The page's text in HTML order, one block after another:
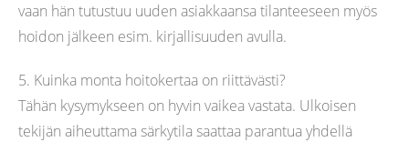
vaan hän tutustuu uuden asiakkaansa tilanteeseen myös
hoidon jälkeen esim. kirjallisuuden avulla.
5. Kuinka monta hoitokertaa on riittävästi?
Tähän kysymykseen on hyvin vaikea vastata. Ulkoisen
tekijän aiheuttama särkytila saattaa parantua yhdellä